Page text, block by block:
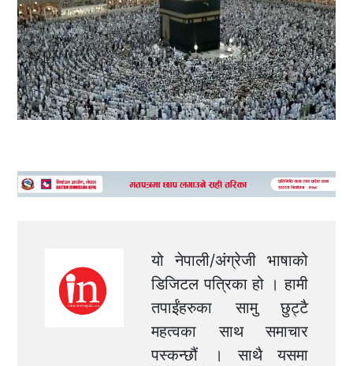
यो नेपाली/अंग्रेजी भाषाको
डिजिटल पत्रिका हो । हामी
तपाईंहरुका सामु छुट्टै
महत्वका साथ समाचार
पस्कन्छौं । साथै यसमा